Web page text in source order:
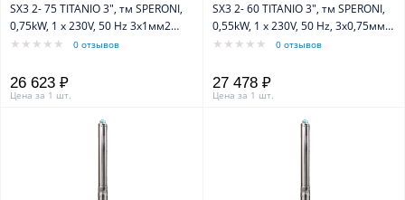
SX3 2- 75 TITANIO 3", тм SPERONI,
0,75kW, 1 х 230V, 50 Hz 3х1мм2
40м Насос
0 отзывов
26 623 ₽
Цена за 1 шт.
SX3 2- 60 TITANIO 3", тм SPERONI,
0,55kW, 1 х 230V, 50 Hz, 3х0,75мм2
30м Насос
0 отзывов
27 478 ₽
Цена за 1 шт.